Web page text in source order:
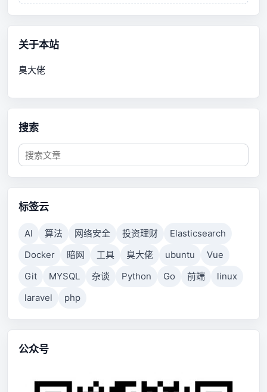
关于本站
臭大佬
搜索
标签云
AI 算法 网络安全 投资理财
Elasticsearch
Docker
暗网 工具 臭大佬 ubuntu
Vue
Git
MYSQL 杂谈 Python Go 前端
linux
laravel
php
公众号